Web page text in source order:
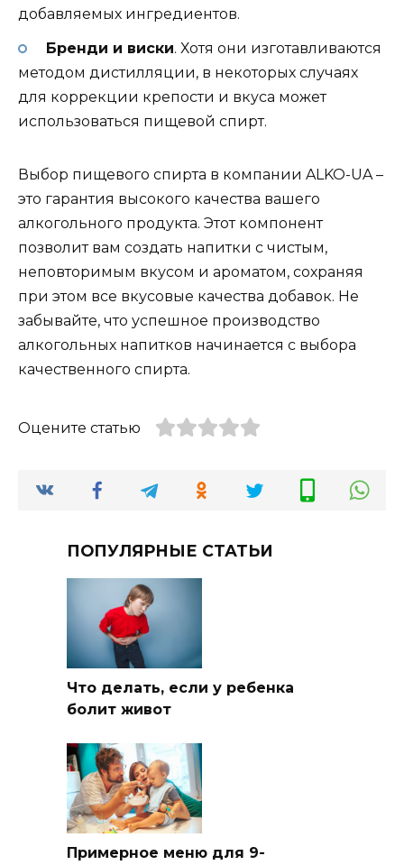
добавляемых ингредиентов.
Бренди и виски. Хотя они изготавливаются
методом дистилляции, в некоторых случаях
для коррекции крепости и вкуса может
использоваться пищевой спирт.
Выбор пищевого спирта в компании ALKO-UA –
это гарантия высокого качества вашего
алкогольного продукта. Этот компонент
позволит вам создать напитки с чистым,
неповторимым вкусом и ароматом, сохраняя
при этом все вкусовые качества добавок. Не
забывайте, что успешное производство
алкогольных напитков начинается с выбора
качественного спирта.
Оцените статью
ПОПУЛЯРНЫЕ СТАТЬИ
Что делать, если у ребенка
болит живот
Примерное меню для 9-